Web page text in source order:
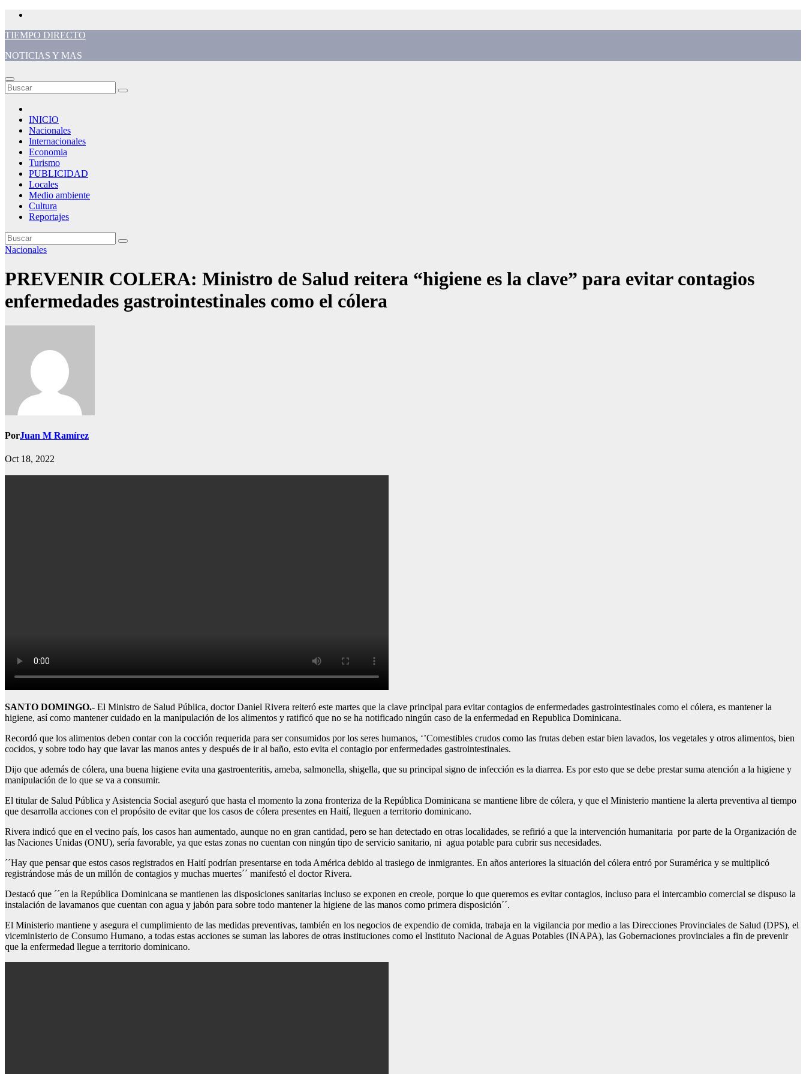
Saltar
contenido
TIEMPO DIRECTO
NOTICIAS Y MAS
INICIO
Nacionales
Internacionales
Economia
Turismo
PUBLICIDAD
Locales
Medio ambiente
Cultura
Reportajes
Nacionales
PREVENIR COLERA: Ministro de Salud reitera “higiene es la clave” para evitar contagios
enfermedades gastrointestinales como el cólera
PorJuan M Ramírez
Oct 18, 2022
SANTO DOMINGO.- El Ministro de Salud Pública, doctor Daniel Rivera reiteró este martes que la clave principal para evitar contagios de enfermedades gastrointestinales como el cólera, es mantener la
higiene, así como mantener cuidado en la manipulación de los alimentos y ratificó que no se ha notificado ningún caso de la enfermedad en Republica Dominicana.
Recordó que los alimentos deben contar con la cocción requerida para ser consumidos por los seres humanos, ‘’Comestibles crudos como las frutas deben estar bien lavados, los vegetales y otros alimentos, bien
cocidos, y sobre todo hay que lavar las manos antes y después de ir al baño, esto evita el contagio por enfermedades gastrointestinales.
Dijo que además de cólera, una buena higiene evita una gastroenteritis, ameba, salmonella, shigella, que su principal signo de infección es la diarrea. Es por esto que se debe prestar suma atención a la higiene y
manipulación de lo que se va a consumir.
El titular de Salud Pública y Asistencia Social aseguró que hasta el momento la zona fronteriza de la República Dominicana se mantiene libre de cólera, y que el Ministerio mantiene la alerta preventiva al tiempo
que desarrolla acciones con el propósito de evitar que los casos de cólera presentes en Haití, lleguen a territorio dominicano.
Rivera indicó que en el vecino país, los casos han aumentado, aunque no en gran cantidad, pero se han detectado en otras localidades, se refirió a que la intervención humanitaria por parte de la Organización de
las Naciones Unidas (ONU), sería favorable, ya que estas zonas no cuentan con ningún tipo de servicio sanitario, ni agua potable para cubrir sus necesidades.
´´Hay que pensar que estos casos registrados en Haití podrían presentarse en toda América debido al trasiego de inmigrantes. En años anteriores la situación del cólera entró por Suramérica y se multiplicó
registrándose más de un millón de contagios y muchas muertes´´ manifestó el doctor Rivera.
Destacó que ´´en la República Dominicana se mantienen las disposiciones sanitarias incluso se exponen en creole, porque lo que queremos es evitar contagios, incluso para el intercambio comercial se dispuso la
instalación de lavamanos que cuentan con agua y jabón para sobre todo mantener la higiene de las manos como primera disposición´´.
El Ministerio mantiene y asegura el cumplimiento de las medidas preventivas, también en los negocios de expendio de comida, trabaja en la vigilancia por medio a las Direcciones Provinciales de Salud (DPS), el
viceministerio de Consumo Humano, a todas estas acciones se suman las labores de otras instituciones como el Instituto Nacional de Aguas Potables (INAPA), las Gobernaciones provinciales a fin de prevenir
que la enfermedad llegue a territorio dominicano.